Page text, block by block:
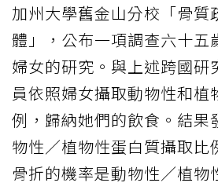
加州大學舊金山分校「骨質
體」，公布一項調查六十五
婦女的研究。與上述跨國研
員依照婦女攝取動物性和植
例，歸納她們的飲食。結果
物性／植物性蛋白質攝取比
骨折的機率是動物性／植物